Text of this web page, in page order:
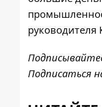
руководителя
Подписаться